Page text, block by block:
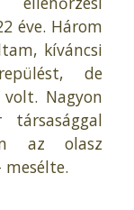
éve. Három
kíváncsi
de
Nagyon
az olasz